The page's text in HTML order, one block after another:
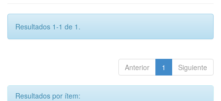
Resultados 1-1 de 1.
Anterior 1 Siguiente
Resultados por ítem: